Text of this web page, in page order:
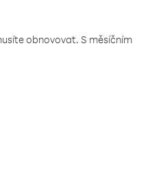
obnovovat. S měsíčním